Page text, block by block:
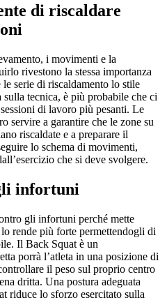
di riscaldare
i movimenti e la
rivestono la stessa importanza
le serie di riscaldamento lo stile
tecnica, è più probabile che ci
di lavoro più pesanti. Le
servire a garantire che le zone su
riscaldate e a preparare il
lo schema di movimenti,
che si deve svolgere.
infortuni
gli infortuni perché mette
rende più forte permettendogli di
Il Back Squat è un
porrà l’atleta in una posizione di
il peso sul proprio centro
dritta. Una postura adeguata
riduce lo sforzo esercitato sulla